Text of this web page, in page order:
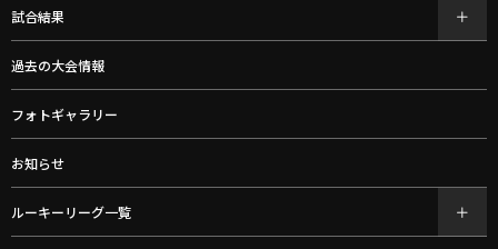
試合結果
過去の大会情報
フォトギャラリー
お知らせ
ルーキーリーグ一覧